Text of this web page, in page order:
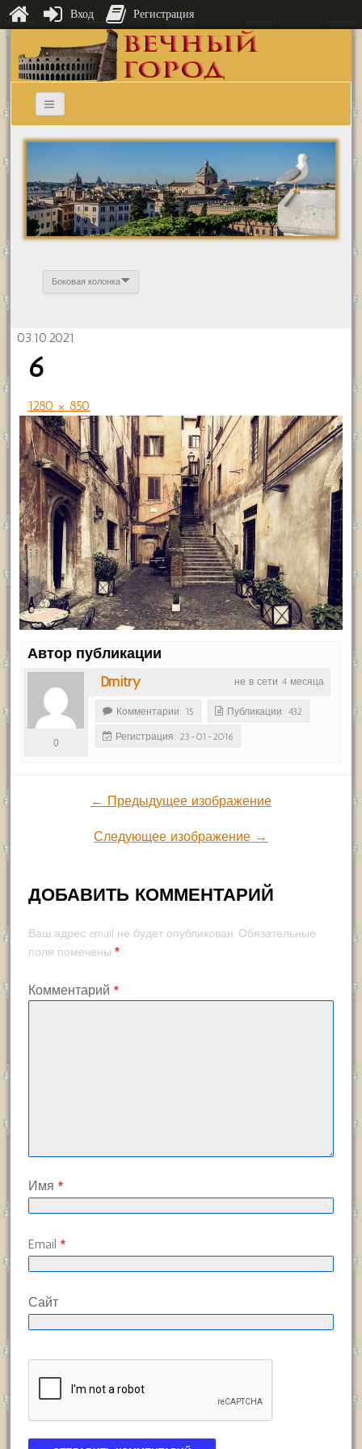
Боковая колонка
03.10.2021
6
1280 × 850
Автор публикации
не в сети 4 месяца
Dmitry
0
Комментарии: 15 Публикации: 432
Регистрация: 23-01-2016
← Предыдущее изображение
Следующее изображение →
ДОБАВИТЬ КОММЕНТАРИЙ
Ваш адрес email не будет опубликован. Обязательные
поля помечены *
Комментарий *
Имя *
Email *
Сайт
Вход Регистрация